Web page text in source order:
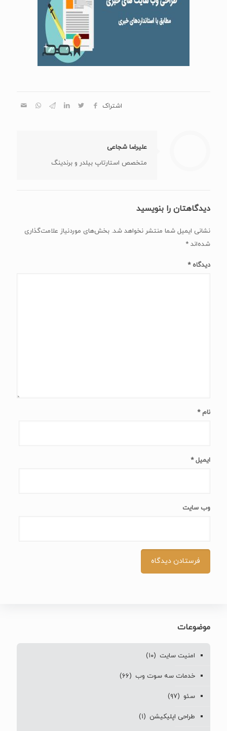
اشتراک
علیرضا شجاعی
متخصص استارتاپ بیلدر و برندینگ
دیدگاهتان را بنویسید
نشانی ایمیل شما منتشر نخواهد شد. بخش‌های موردنیاز علامت‌گذاری
شده‌اند *
دیدگاه*
نام*
ایمیل*
وب‌ سایت
موضوعات
امنیت سایت (۱۰)
خدمات سه سوت وب (۶۶)
سئو (۹۷)
طراحی اپلیکیشن (۱)